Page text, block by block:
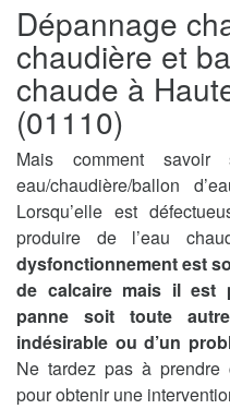
Dépannage
chaudière et
chaude à
(01110)
Mais comment
eau/chaudière/ballon
Lorsqu’elle est
produire de l’eau
dysfonctionnement est
de calcaire mais il est
panne soit toute
indésirable ou d’un
Ne tardez pas à prendre
pour obtenir une